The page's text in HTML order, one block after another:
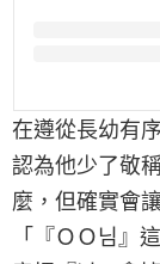
在遵從長幼有
認為他少了敬
麼，但確實會
「『ＯＯ님』